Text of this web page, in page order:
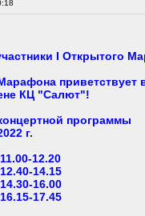
I Открытого
приветствует
КЦ "Салют"!
программы
г.
12.20
14.15
16.00
17.45